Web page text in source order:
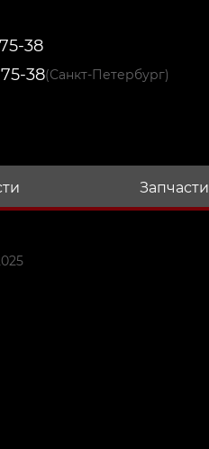
38
38(Санкт-Петербург)
Запчасти